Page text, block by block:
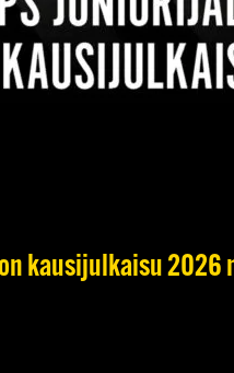
kausijulkaisu 2026